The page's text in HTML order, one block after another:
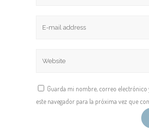
Guarda mi nombre, correo electrónico
este navegador para la próxima vez que